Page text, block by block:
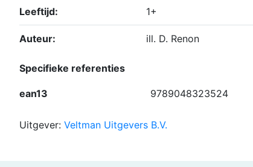
Leeftijd: 1+
Auteur: ill. D. Renon
Specifieke referenties
ean13 9789048323524
Uitgever: Veltman Uitgevers B.V.